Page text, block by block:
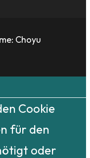
Choyu
Cookie
für den
oder